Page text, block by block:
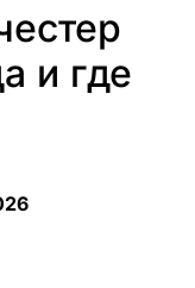
и где